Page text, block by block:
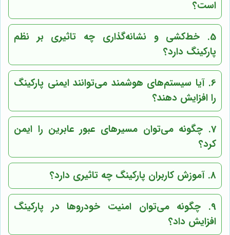
است؟
5. خط‌کشی و نشانه‌گذاری چه تاثیری بر نظم
پارکینگ دارد؟
6. آیا سیستم‌های هوشمند می‌توانند ایمنی پارکینگ
را افزایش دهند؟
7. چگونه می‌توان مسیرهای عبور عابرین را ایمن
کرد؟
8. آموزش کاربران پارکینگ چه تاثیری دارد؟
9. چگونه می‌توان امنیت خودروها در پارکینگ
افزایش داد؟